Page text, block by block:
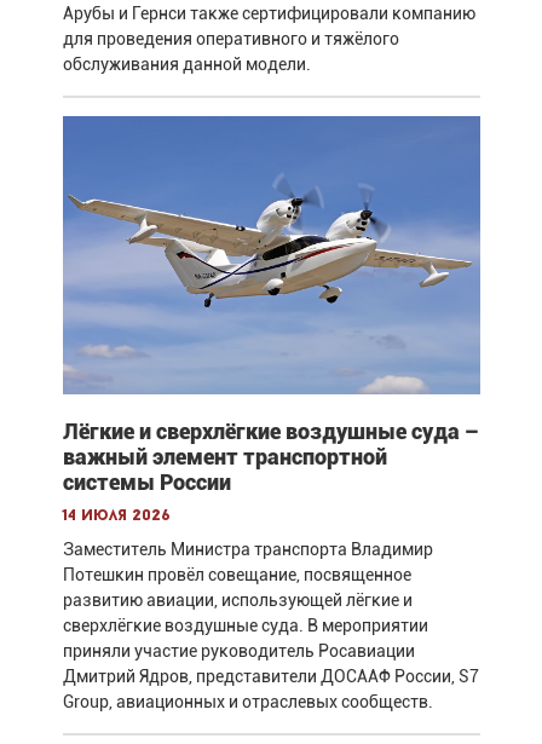
Арубы и Гернси также сертифицировали компанию
для проведения оперативного и тяжёлого
обслуживания данной модели.
Лёгкие и сверхлёгкие воздушные суда –
важный элемент транспортной
системы России
14 июля 2026
Заместитель Министра транспорта Владимир
Потешкин провёл совещание, посвященное
развитию авиации, использующей лёгкие и
сверхлёгкие воздушные суда. В мероприятии
приняли участие руководитель Росавиации
Дмитрий Ядров, представители ДОСААФ России, S7
Group, авиационных и отраслевых сообществ.